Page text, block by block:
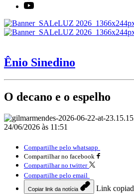
Ênio Sinedino
O decano e o espelho
24/06/2026 às 11:51
Compartilhe pelo whatsapp
Compartilhar no facebook
Compartilhar no twitter
Compartilhe pelo email
Copiar link da notícia
Link